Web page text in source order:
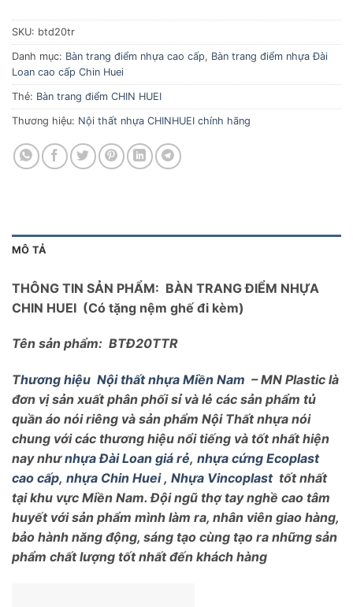
SKU: btd20tr
Danh mục: Bàn trang điểm nhựa cao cấp, Bàn trang điểm nhựa Đài
Loan cao cấp Chin Huei
Thẻ: Bàn trang điểm CHIN HUEI
Thương hiệu: Nội thất nhựa CHINHUEI chính hãng
MÔ TẢ
THÔNG TIN SẢN PHẨM: BÀN TRANG ĐIỂM NHỰA
CHIN HUEI (Có tặng nệm ghế đi kèm)
Tên sản phẩm: BTĐ20TTR
Thương hiệu Nội thất nhựa Miền Nam – MN Plastic là
đơn vị sản xuất phân phối sỉ và lẻ các sản phẩm tủ
quần áo nói riêng và sản phẩm Nội Thất nhựa nói
chung với các thương hiệu nổi tiếng và tốt nhất hiện
nay nhưnhựa Đài Loan giá rẻ, nhựa cứng Ecoplast
cao cấp, nhựa Chin Huei, Nhựa Vincoplasttốt nhất
tại khu vực Miền Nam. Đội ngũ thợ tay nghề cao tâm
huyết với sản phẩm mình làm ra, nhân viên giao hàng,
bảo hành năng động, sáng tạo cùng tạo ra những sản
phẩm chất lượng tốt nhất đến khách hàng